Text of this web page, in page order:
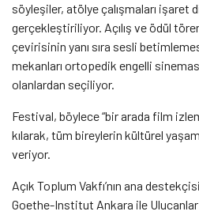
söyleşiler, atölye çalışmaları işaret
gerçekleştiriliyor. Açılış ve ödül
çevirisinin yanı sıra sesli
mekanları ortopedik engelli
olanlardan seçiliyor.
Festival, böylece “bir arada film
kılarak, tüm bireylerin kültürel
veriyor.
Açık Toplum Vakfı’nın ana
Goethe-Institut Ankara ile